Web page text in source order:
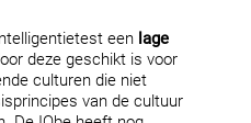
een lage
deze geschikt is voor
culturen die niet
van de cultuur